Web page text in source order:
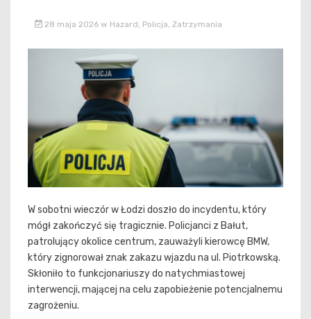
28 maja 2026 w Hazard Policja Zatrzymania
W sobotni wieczór w Łodzi doszło do incydentu, który
mógł zakończyć się tragicznie. Policjanci z Bałut,
patrolujący okolice centrum, zauważyli kierowcę BMW,
który zignorował znak zakazu wjazdu na ul. Piotrkowską.
Skłoniło to funkcjonariuszy do natychmiastowej
interwencji, mającej na celu zapobieżenie potencjalnemu
zagrożeniu.